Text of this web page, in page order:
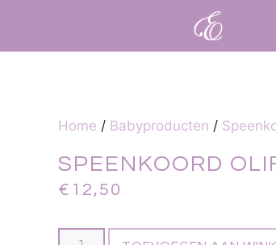
Home / Babyproducten /
SPEENKOORD
€ 12,50